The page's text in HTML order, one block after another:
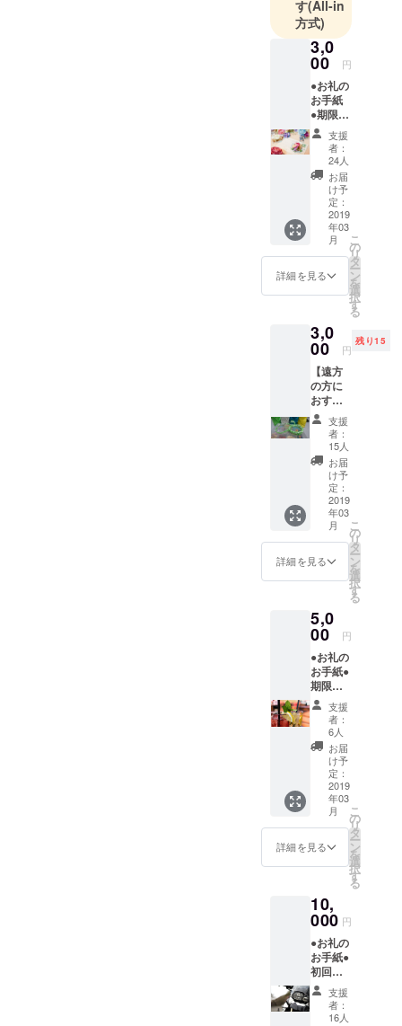
す(All-in
方式)
3,0
00 円
●お礼の
お手紙
●期限無
しドリ
ンクチ
ケット3
杯分(全
てのド
リンク
ニュー
にご利
用いた
だけま
す)
支援
者：
24人
お届
け予
定：
2019
年03
月
詳細を見る
こ
の
リ
タ
ー
ン
を
選
択
す
る
3,0
00 円
残り15
【遠方
の方に
おすす
め！】●
お礼の
お手紙●
オリジ
ナル手
編みブ
レス
レット
×1(色や
デザイ
ン等は
ランダ
ムとな
のでご
了承く
ださい)
※ブレス
レット
は全て
手作り
の為限
定とさ
せてい
ただき
ます
支援
者：
15人
お届
け予
定：
2019
年03
月
詳細を見る
こ
の
リ
タ
ー
ン
を
選
択
す
る
5,0
00 円
●お礼の
お手紙●
期限無
しドリ
ンクチ
ケット5
杯分(全
てのド
リンク
ニュー
にご利
用いた
だけま
す)
支援
者：
6人
お届
け予
定：
2019
年03
月
詳細を見る
こ
の
リ
タ
ー
ン
を
選
択
す
る
10,
000 円
●お礼の
お手紙●
初回ご
来店時
より60
日間
支援
者：
16人